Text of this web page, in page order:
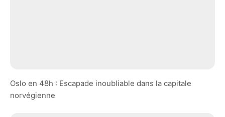
Oslo en 48h : Escapade inoubliable dans la capitale
norvégienne